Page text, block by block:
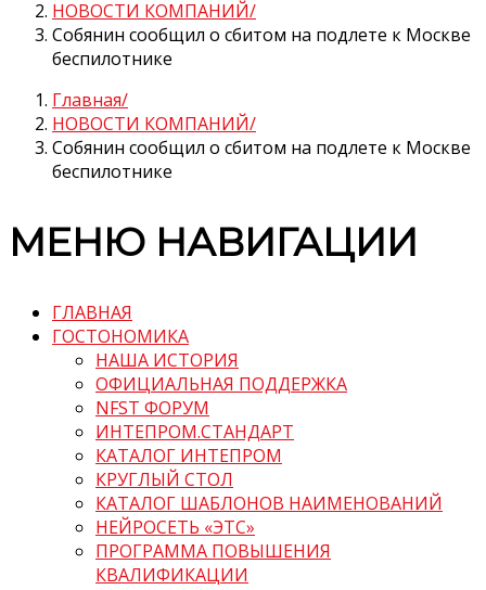
НОВОСТИ КОМПАНИЙ
Собянин сообщил о сбитом на подлете к Москве
беспилотнике
Главная
НОВОСТИ КОМПАНИЙ
Собянин сообщил о сбитом на подлете к Москве
беспилотнике
МЕНЮ НАВИГАЦИИ
ГЛАВНАЯ
ГОСТОНОМИКА
НАША ИСТОРИЯ
ОФИЦИАЛЬНАЯ ПОДДЕРЖКА
NFST ФОРУМ
ИНТЕПРОМ.СТАНДАРТ
КАТАЛОГ ИНТЕПРОМ
КРУГЛЫЙ СТОЛ
КАТАЛОГ ШАБЛОНОВ НАИМЕНОВАНИЙ
НЕЙРОСЕТЬ «ЭТС»
ПРОГРАММА ПОВЫШЕНИЯ
КВАЛИФИКАЦИИ